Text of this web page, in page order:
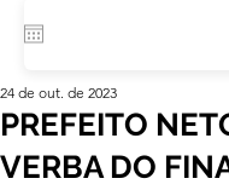
PREFEITO
VERBA DO
24 de out. de 2023